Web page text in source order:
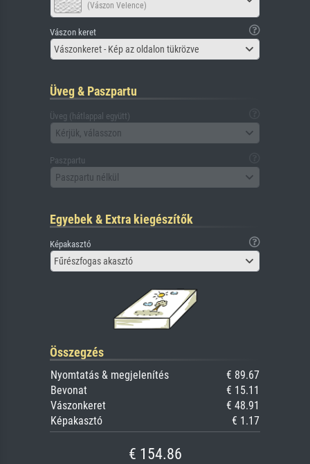
(Vászon Velence)
Vászon keret
Vászonkeret - Kép az oldalon tükrözve
Üveg & Paszpartu
Üveg (hátlappal együtt)
Kérjük, válasszon
Paszpartu
Paszpartu nélkül
Egyebek & Extra kiegészítők
Képakasztó
Fűrészfogas akasztó
Összegzés
Nyomtatás & megjelenítés
€ 89.67
Bevonat
€ 15.11
Vászonkeret
€ 48.91
Képakasztó
€ 1.17
€ 154.86